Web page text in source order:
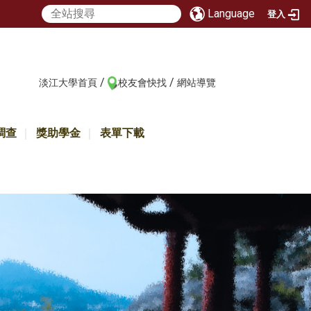
Language 登入
淡江大學首頁 / 校友會快找 / 網站導覽
查 獎助學金 表單下載